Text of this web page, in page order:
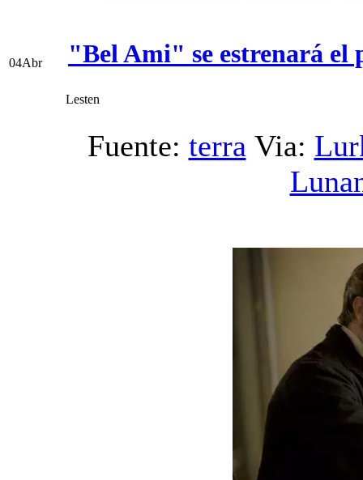
04Abr "Bel Ami" se estrenará el
Lesten
Fuente: terra Via: